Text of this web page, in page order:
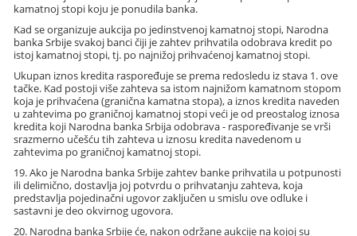
kamatnoj stopi koju je ponudila banka.
Kad se organizuje aukcija po jedinstvenoj kamatnoj stopi, Narodna
banka Srbije svakoj banci čiji je zahtev prihvatila odobrava kredit po
istoj kamatnoj stopi, tj. po najnižoj prihvaćenoj kamatnoj stopi.
Ukupan iznos kredita raspoređuje se prema redosledu iz stava 1. ove
tačke. Kad postoji više zahteva sa istom najnižom kamatnom stopom
koja je prihvaćena (granična kamatna stopa), a iznos kredita naveden
u zahtevima po graničnoj kamatnoj stopi veći je od preostalog iznosa
kredita koji Narodna banka Srbija odobrava - raspoređivanje se vrši
srazmerno učešću tih zahteva u iznosu kredita navedenom u
zahtevima po graničnoj kamatnoj stopi.
19. Ako je Narodna banka Srbije zahtev banke prihvatila u potpunosti
ili delimično, dostavlja joj potvrdu o prihvatanju zahteva, koja
predstavlja pojedinačni ugovor zaključen u smislu ove odluke i
sastavni je deo okvirnog ugovora.
20. Narodna banka Srbije će, nakon održane aukcije na kojoj su